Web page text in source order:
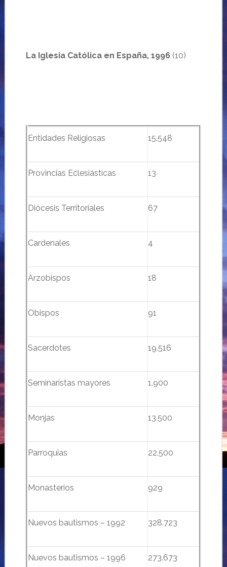
La Iglesia Católica en España, 1996 (10)
Entidades Religiosas 15.548
Provincias Eclesiásticas 13
Diócesis Territoriales 67
Cardenales 4
Arzobispos 18
Obispos 91
Sacerdotes 19.516
Seminaristas mayores 1.900
Monjas 13.500
Parroquias 22.500
Monasterios 929
Nuevos bautismos – 1992 328.723
Nuevos bautismos – 1996 273.673